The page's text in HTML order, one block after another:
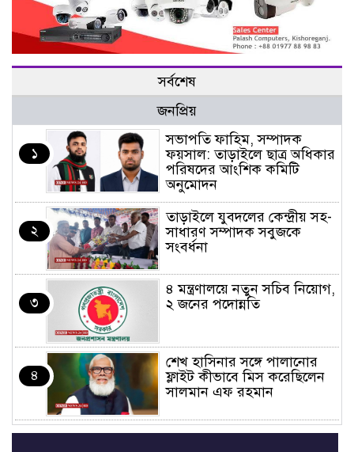
সর্বশেষ
জনপ্রিয়
১
সভাপতি ফাহিম, সম্পাদক
ফয়সাল: তাড়াইলে ছাত্র অধিকার
পরিষদের আংশিক কমিটি
অনুমোদন
২
তাড়াইলে যুবদলের কেন্দ্রীয় সহ-
সাধারণ সম্পাদক সবুজকে
সংবর্ধনা
৩
৪ মন্ত্রণালয়ে নতুন সচিব নিয়োগ,
২ জনের পদোন্নতি
৪
শেখ হাসিনার সঙ্গে পালানোর
ফ্লাইট কীভাবে মিস করেছিলেন
সালমান এফ রহমান
ভাত রান্নার সময় নরম হয়ে গেলে